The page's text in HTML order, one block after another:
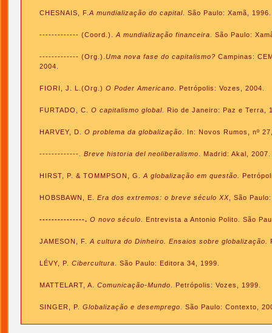
CHESNAIS, F. A mundialização do capital . São Paulo: Xamã, 1996.
------------- (Coord.). A mundialização financeira . São Paulo:
------------- (Org.). Uma nova fase do capitalismo? Campinas:
2004.
FIORI, J. L.(Org.) O Poder Americano . Petrópolis: Vozes, 2004.
FURTADO, C. O capitalismo global . Rio de Janeiro: Paz e Terra,
HARVEY, D. O problema da globalização . In: Novos Rumos, nº
-------------. Breve historia del neoliberalismo . Madrid: Akal, 2007.
HIRST, P. & TOMMPSON, G. A globalização em questão.
HOBSBAWN, E. Era dos extremos: o breve século XX , São
---------------. O novo século . Entrevista a Antonio Polito. São
JAMESON, F. A cultura do Dinheiro. Ensaios sobre globalização.
LÉVY, P. Cibercultura . São Paulo: Editora 34, 1999.
MATTELART, A. Comunicação-Mundo . Petrópolis: Vozes, 1999.
SINGER, P. Globalização e desemprego . São Paulo: Contexto,